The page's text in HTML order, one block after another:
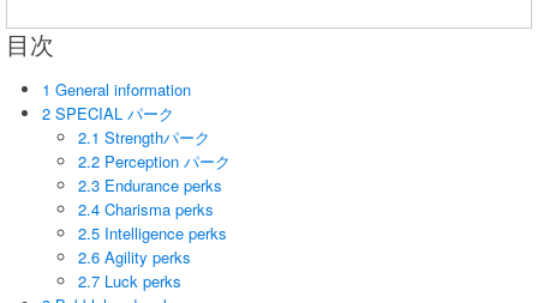
目次
1 General information
2 SPECIAL パーク
2.1 Strengthパーク
2.2 Perception パーク
2.3 Endurance perks
2.4 Charisma perks
2.5 Intelligence perks
2.6 Agility perks
2.7 Luck perks